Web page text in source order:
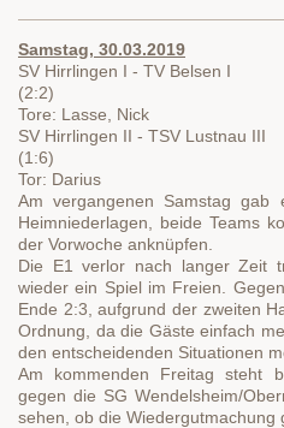
Samstag, 30.03.2019
SV Hirrlingen I -
(2:2)
Tore: Lasse, Nick
SV Hirrlingen II -
(1:6)
Tor: Darius
Am vergangenen Samstag gab
Heimniederlagen, beide Teams
der Vorwoche anknüpfen.
Die E1 verlor nach langer Zeit
wieder ein Spiel im Freien.
Ende 2:3, aufgrund der zweiten
Ordnung, da die Gäste einfach
den entscheidenden Situationen
Am kommenden Freitag steht
gegen die SG Wendelsheim/
sehen, ob die Wiedergutmachung